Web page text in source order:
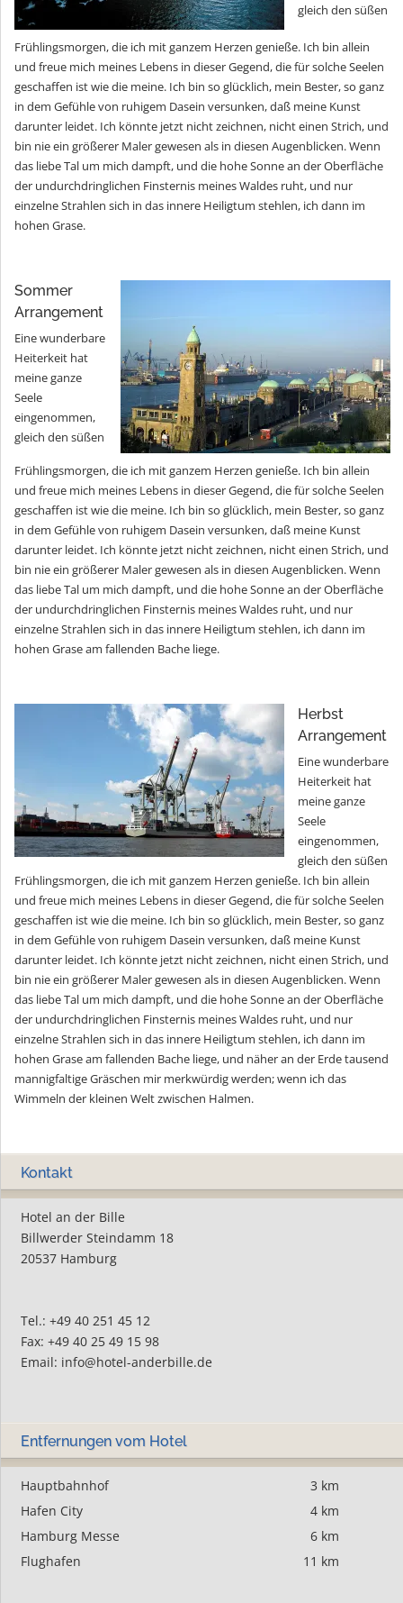
gleich den süßen
Frühlingsmorgen, die ich mit ganzem Herzen genieße. Ich bin allein
und freue mich meines Lebens in dieser Gegend, die für solche Seelen
geschaffen ist wie die meine. Ich bin so glücklich, mein Bester, so ganz
in dem Gefühle von ruhigem Dasein versunken, daß meine Kunst
darunter leidet. Ich könnte jetzt nicht zeichnen, nicht einen Strich, und
bin nie ein größerer Maler gewesen als in diesen Augenblicken. Wenn
das liebe Tal um mich dampft, und die hohe Sonne an der Oberfläche
der undurchdringlichen Finsternis meines Waldes ruht, und nur
einzelne Strahlen sich in das innere Heiligtum stehlen, ich dann im
hohen Grase.
Sommer
Arrangement
Eine wunderbare
Heiterkeit hat
meine ganze
Seele
eingenommen,
gleich den süßen
Frühlingsmorgen, die ich mit ganzem Herzen genieße. Ich bin allein
und freue mich meines Lebens in dieser Gegend, die für solche Seelen
geschaffen ist wie die meine. Ich bin so glücklich, mein Bester, so ganz
in dem Gefühle von ruhigem Dasein versunken, daß meine Kunst
darunter leidet. Ich könnte jetzt nicht zeichnen, nicht einen Strich, und
bin nie ein größerer Maler gewesen als in diesen Augenblicken. Wenn
das liebe Tal um mich dampft, und die hohe Sonne an der Oberfläche
der undurchdringlichen Finsternis meines Waldes ruht, und nur
einzelne Strahlen sich in das innere Heiligtum stehlen, ich dann im
hohen Grase am fallenden Bache liege.
Herbst
Arrangement
Eine wunderbare
Heiterkeit hat
meine ganze
Seele
eingenommen,
gleich den süßen
Frühlingsmorgen, die ich mit ganzem Herzen genieße. Ich bin allein
und freue mich meines Lebens in dieser Gegend, die für solche Seelen
geschaffen ist wie die meine. Ich bin so glücklich, mein Bester, so ganz
in dem Gefühle von ruhigem Dasein versunken, daß meine Kunst
darunter leidet. Ich könnte jetzt nicht zeichnen, nicht einen Strich, und
bin nie ein größerer Maler gewesen als in diesen Augenblicken. Wenn
das liebe Tal um mich dampft, und die hohe Sonne an der Oberfläche
der undurchdringlichen Finsternis meines Waldes ruht, und nur
einzelne Strahlen sich in das innere Heiligtum stehlen, ich dann im
hohen Grase am fallenden Bache liege, und näher an der Erde tausend
mannigfaltige Gräschen mir merkwürdig werden; wenn ich das
Wimmeln der kleinen Welt zwischen Halmen.
Kontakt
Hotel an der Bille
Billwerder Steindamm 18
20537 Hamburg
Tel.: +49 40 251 45 12
Fax: +49 40 25 49 15 98
Email: info@hotel-anderbille.de
Entfernungen vom Hotel
Hauptbahnhof
3 km
Hafen City
4 km
Hamburg Messe
6 km
Flughafen
11 km